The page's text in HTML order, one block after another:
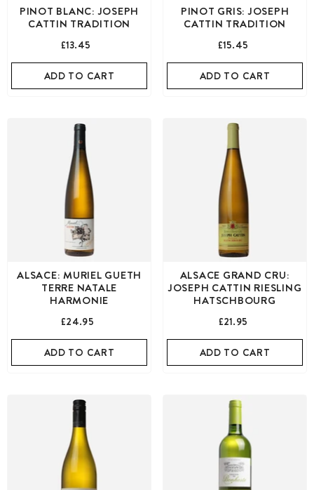
PINOT BLANC: JOSEPH
CATTIN TRADITION
£13.45
ADD TO CART
PINOT GRIS: JOSEPH
CATTIN TRADITION
£15.45
ADD TO CART
ALSACE: MURIEL GUETH
TERRE NATALE
HARMONIE
£24.95
ADD TO CART
ALSACE GRAND CRU:
JOSEPH CATTIN RIESLING
HATSCHBOURG
£21.95
ADD TO CART